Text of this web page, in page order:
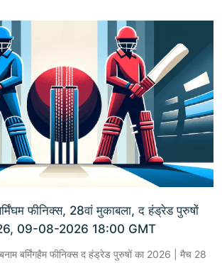
फीनिक्स, 28वां मुकाबला, द हंड्रेड पुरुषों
09-08-2026 18:00 GMT
बर्मिंगहैम फीनिक्स द हंड्रेड पुरुषों का 2026 | मैच 28